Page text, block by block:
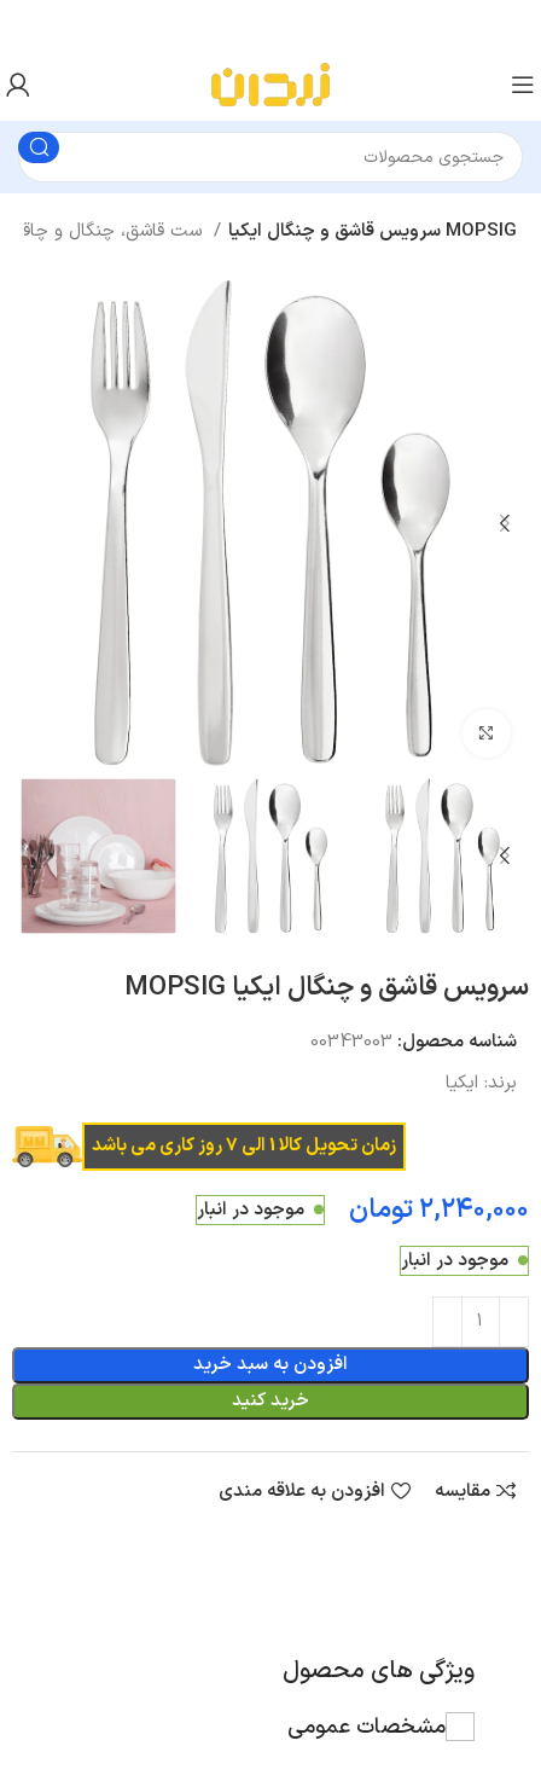
ست قاشق، چنگال و چاقو سرویس قاشق و چنگال ایکیا MOPSIG
بزرگنمایی تصویر
سرویس قاشق و چنگال ایکیا MOPSIG
شناسه محصول: 00343003
برند: ایکیا
زمان تحویل کالا 1 الی 7 روز کاری می باشد
تومان
موجود در انبار
موجود در انبار
افزودن به سبد خرید
خرید کنید
مقایسه افزودن به علاقه مندی
ویژگی های محصول
مشخصات عمومی